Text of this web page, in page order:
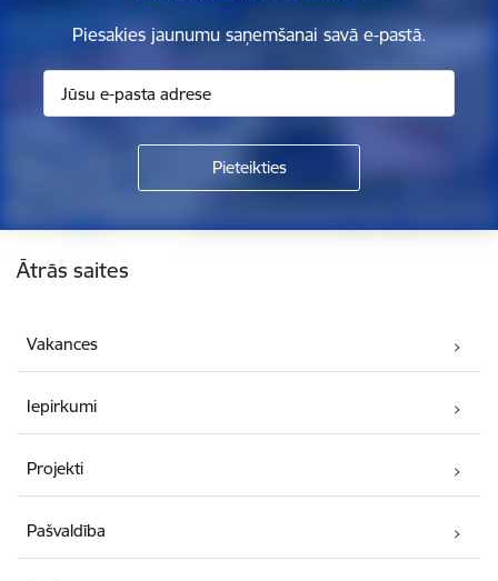
Piesakies jaunumu saņemšanai savā e-pastā.
Ātrās saites
Vakances
Iepirkumi
Projekti
Pašvaldība